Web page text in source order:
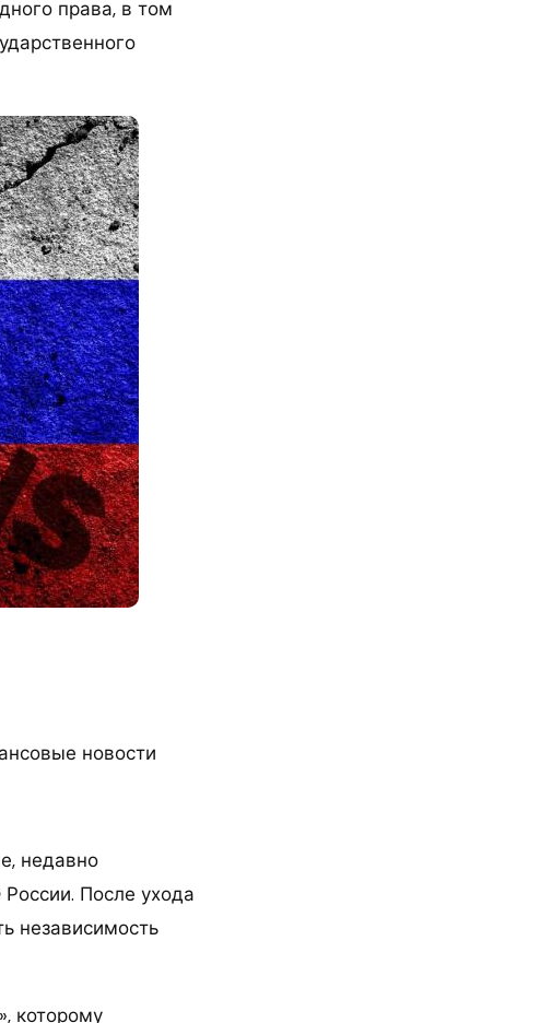
права, в том
новости
недавно
После ухода
независимость
которому